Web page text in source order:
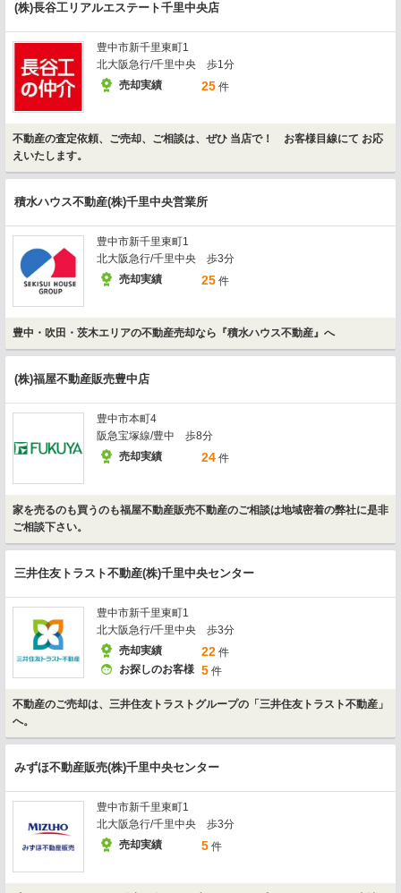
(株)長谷工リアルエステート千里中央店
豊中市新千里東町1
北大阪急行/千里中央 歩1分
売却実績
25 件
不動産の査定依頼、ご売却、ご相談は、ぜひ 当店で！ お客様目線にて お応
えいたします。
積水ハウス不動産(株)千里中央営業所
豊中市新千里東町1
北大阪急行/千里中央 歩3分
売却実績
25 件
豊中・吹田・茨木エリアの不動産売却なら『積水ハウス不動産』へ
(株)福屋不動産販売豊中店
豊中市本町4
阪急宝塚線/豊中 歩8分
売却実績
24 件
家を売るのも買うのも福屋不動産販売不動産のご相談は地域密着の弊社に是非
ご相談下さい。
三井住友トラスト不動産(株)千里中央センター
豊中市新千里東町1
北大阪急行/千里中央 歩3分
売却実績
22 件
お探しのお客様 5 件
不動産のご売却は、三井住友トラストグループの「三井住友トラスト不動産」
へ。
みずほ不動産販売(株)千里中央センター
豊中市新千里東町1
北大阪急行/千里中央 歩3分
売却実績
5 件